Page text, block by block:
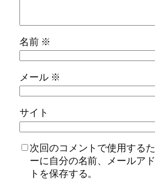
名前 ※
メール ※
サイト
次回のコメントで使用する
ーに自分の名前、メールア
トを保存する。